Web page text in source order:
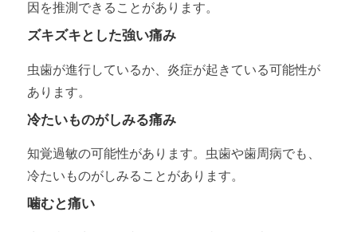
因を推測できることがあります。
ズキズキとした強い痛み
虫歯が進行しているか、炎症が起きている可能性が
あります。
冷たいものがしみる痛み
知覚過敏の可能性があります。虫歯や歯周病でも、
冷たいものがしみることがあります。
噛むと痛い